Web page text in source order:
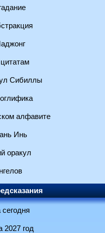
Сибиллы
алфавите
Инь
оракул
сегодня
2027 год